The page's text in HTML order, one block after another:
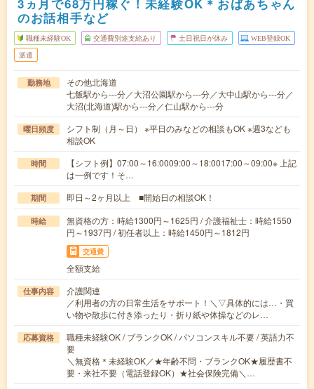
3ヵ月で68万円稼ぐ！未経験OK＊おばあちゃん
のお話相手など
職種未経験OK 交通費別途支給あり 土日祝日が休み WEB登録OK
派遣
勤務地
その他北海道
七飯駅から---分／大沼公園駅から---分／大中山駅から---分／
大沼(北海道)駅から---分／仁山駅から---分
曜日頻度
シフト制（月～日） ※平日のみなどの相談もOK ※週3なども
相談OK
時間
【シフト例】07:00～16:0009:00～18:0017:00～09:00※ 上記
は一例です！そ…
期間 即日～2ヶ月以上 ■開始日の相談OK！
時給
無資格の方：時給1300円～1625円 / 介護福祉士：時給1550
円～1937円 / 初任者以上：時給1450円～1812円
交通費
全額支給
仕事内容
介護関連
／利用者の方の日常生活をサポート！＼▽具体的には…・買
い物や散歩に付き添ったり・折り紙や体操などのレ…
応募資格
職種未経験OK / ブランクOK / パソコンスキル不要 / 英語力不
要
＼無資格＊未経験OK／★年齢不問・ブランクOK★履歴書不
要・来社不要（電話登録OK）★社会保険完備＼…